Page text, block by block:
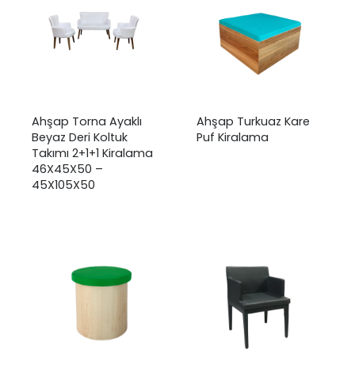
Ahşap Torna Ayaklı
Beyaz Deri Koltuk
Takımı 2+1+1 Kiralama
46X45X50 –
45X105X50
Ahşap Turkuaz Kare
Puf Kiralama